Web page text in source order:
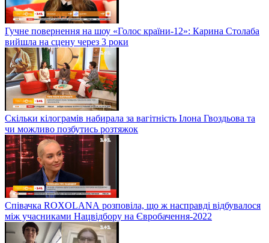
Гучне повернення на шоу «Голос країни-12»: Карина Столаба
вийшла на сцену через 3 роки
Скільки кілограмів набирала за вагітність Ілона Гвоздьова та
чи можливо позбутись розтяжок
Співачка ROXOLANА розповіла, що ж насправді відбувалося
між учасниками Нацвідбору на Євробачення-2022